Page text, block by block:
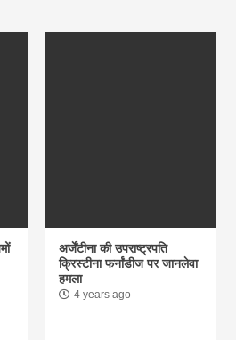
अर्जेंटीना की उपराष्ट्रपति
क्रिस्टीना फर्नांडीज पर जानलेवा
हमला
4 years ago